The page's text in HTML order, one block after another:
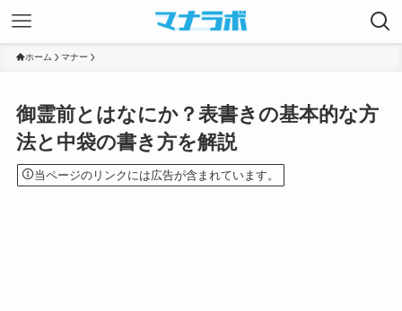
ホーム マナー
御霊前とはなにか？表書きの基本的な方
法と中袋の書き方を解説
当ページのリンクには広告が含まれています。